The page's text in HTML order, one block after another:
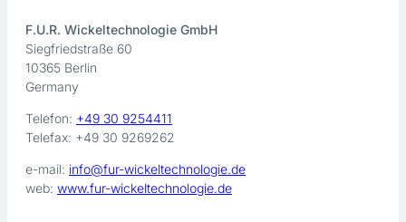
F.U.R. Wickeltechnologie GmbH
Siegfriedstraße 60
10365 Berlin
Germany
Telefon: +49 30 9254411
Telefax: +49 30 9269262
e-mail: info@fur-wickeltechnologie.de
web: www.fur-wickeltechnologie.de